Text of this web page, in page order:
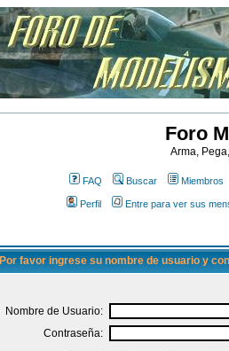
Foro
Arma,
FAQ Buscar Miembros
Perfil Entre para ver sus
Por favor ingrese su nombre de usuario y
Nombre de Usuario:
Contraseña: